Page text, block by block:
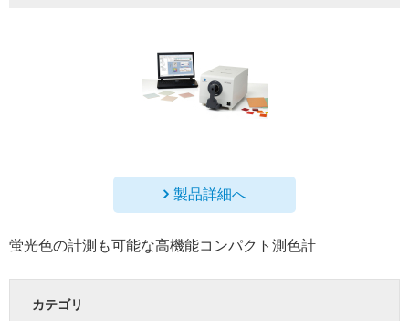
製品詳細へ
蛍光色の計測も可能な高機能コンパクト測色計
カテゴリ